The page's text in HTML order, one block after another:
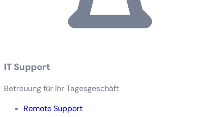
IT Support
Betreuung für Ihr Tagesgeschäft
Remote Support